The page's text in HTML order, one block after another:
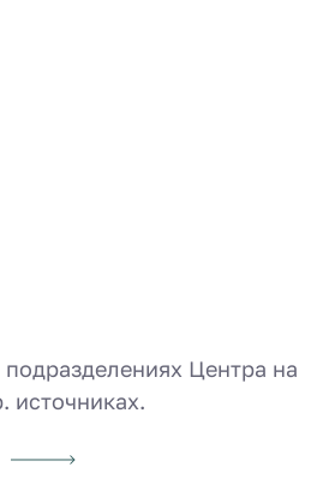
Центра на
источниках.